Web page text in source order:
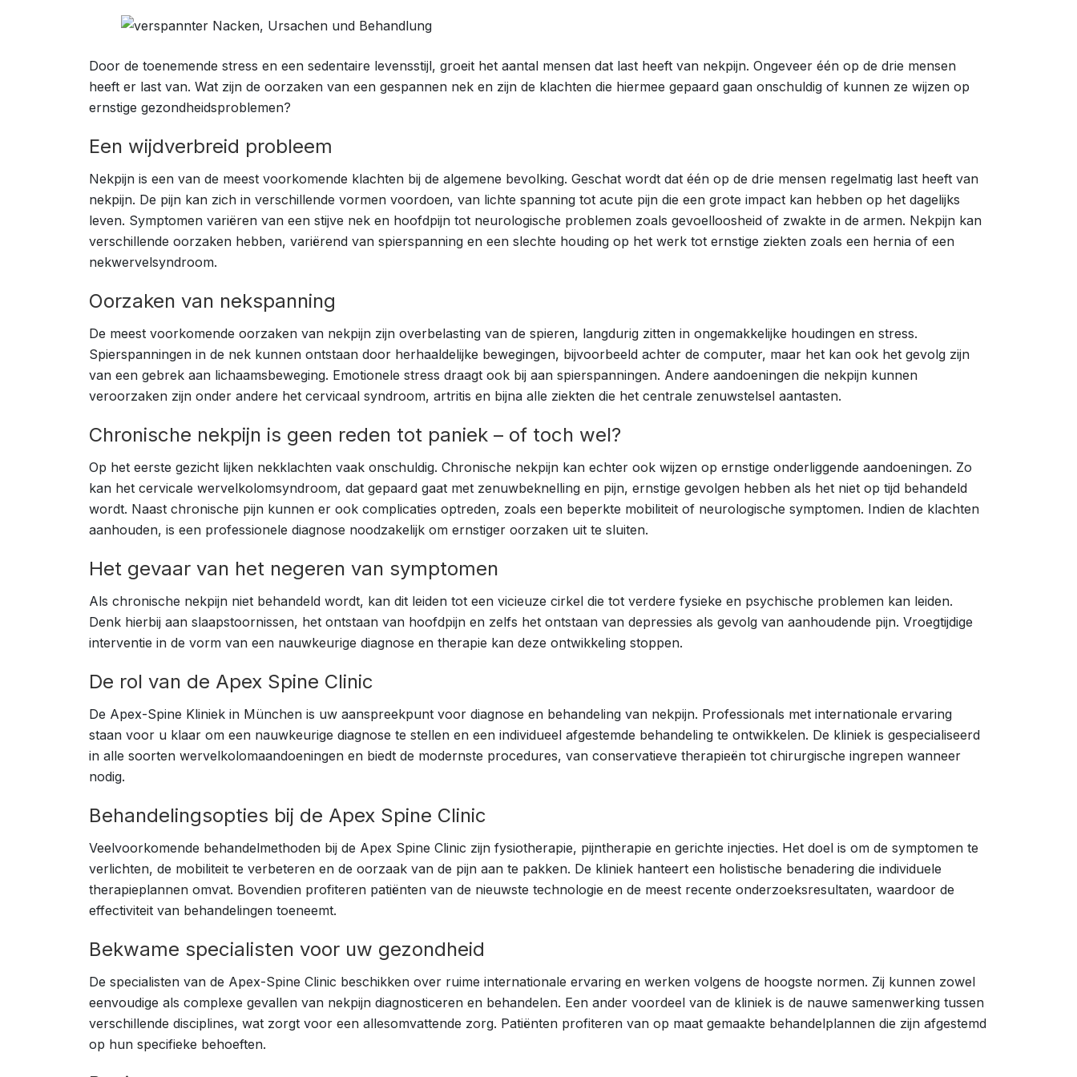
Door de toenemende stress en een sedentaire levensstijl, groeit het aantal mensen dat last heeft van nekpijn. Ongeveer één op de drie mensen
heeft er last van. Wat zijn de oorzaken van een gespannen nek en zijn de klachten die hiermee gepaard gaan onschuldig of kunnen ze wijzen op
ernstige gezondheidsproblemen?
Een wijdverbreid probleem
Nekpijn is een van de meest voorkomende klachten bij de algemene bevolking. Geschat wordt dat één op de drie mensen regelmatig last heeft van
nekpijn. De pijn kan zich in verschillende vormen voordoen, van lichte spanning tot acute pijn die een grote impact kan hebben op het dagelijks
leven. Symptomen variëren van een stijve nek en hoofdpijn tot neurologische problemen zoals gevoelloosheid of zwakte in de armen. Nekpijn kan
verschillende oorzaken hebben, variërend van spierspanning en een slechte houding op het werk tot ernstige ziekten zoals een hernia of een
nekwervelsyndroom.
Oorzaken van nekspanning
De meest voorkomende oorzaken van nekpijn zijn overbelasting van de spieren, langdurig zitten in ongemakkelijke houdingen en stress.
Spierspanningen in de nek kunnen ontstaan door herhaaldelijke bewegingen, bijvoorbeeld achter de computer, maar het kan ook het gevolg zijn
van een gebrek aan lichaamsbeweging. Emotionele stress draagt ook bij aan spierspanningen. Andere aandoeningen die nekpijn kunnen
veroorzaken zijn onder andere het cervicaal syndroom, artritis en bijna alle ziekten die het centrale zenuwstelsel aantasten.
Chronische nekpijn is geen reden tot paniek – of toch wel?
Op het eerste gezicht lijken nekklachten vaak onschuldig. Chronische nekpijn kan echter ook wijzen op ernstige onderliggende aandoeningen. Zo
kan het cervicale wervelkolomsyndroom, dat gepaard gaat met zenuwbeknelling en pijn, ernstige gevolgen hebben als het niet op tijd behandeld
wordt. Naast chronische pijn kunnen er ook complicaties optreden, zoals een beperkte mobiliteit of neurologische symptomen. Indien de klachten
aanhouden, is een professionele diagnose noodzakelijk om ernstiger oorzaken uit te sluiten.
Het gevaar van het negeren van symptomen
Als chronische nekpijn niet behandeld wordt, kan dit leiden tot een vicieuze cirkel die tot verdere fysieke en psychische problemen kan leiden.
Denk hierbij aan slaapstoornissen, het ontstaan van hoofdpijn en zelfs het ontstaan van depressies als gevolg van aanhoudende pijn. Vroegtijdige
interventie in de vorm van een nauwkeurige diagnose en therapie kan deze ontwikkeling stoppen.
De rol van de Apex Spine Clinic
De Apex-Spine Kliniek in München is uw aanspreekpunt voor diagnose en behandeling van nekpijn. Professionals met internationale ervaring
staan voor u klaar om een nauwkeurige diagnose te stellen en een individueel afgestemde behandeling te ontwikkelen. De kliniek is gespecialiseerd
in alle soorten wervelkolomaandoeningen en biedt de modernste procedures, van conservatieve therapieën tot chirurgische ingrepen wanneer
nodig.
Behandelingsopties bij de Apex Spine Clinic
Veelvoorkomende behandelmethoden bij de Apex Spine Clinic zijn fysiotherapie, pijntherapie en gerichte injecties. Het doel is om de symptomen te
verlichten, de mobiliteit te verbeteren en de oorzaak van de pijn aan te pakken. De kliniek hanteert een holistische benadering die individuele
therapieplannen omvat. Bovendien profiteren patiënten van de nieuwste technologie en de meest recente onderzoeksresultaten, waardoor de
effectiviteit van behandelingen toeneemt.
Bekwame specialisten voor uw gezondheid
De specialisten van de Apex-Spine Clinic beschikken over ruime internationale ervaring en werken volgens de hoogste normen. Zij kunnen zowel
eenvoudige als complexe gevallen van nekpijn diagnosticeren en behandelen. Een ander voordeel van de kliniek is de nauwe samenwerking tussen
verschillende disciplines, wat zorgt voor een allesomvattende zorg. Patiënten profiteren van op maat gemaakte behandelplannen die zijn afgestemd
op hun specifieke behoeften.